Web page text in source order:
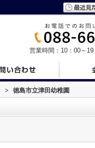
営業時間：10：00～19
> 徳島市立津田幼稚園